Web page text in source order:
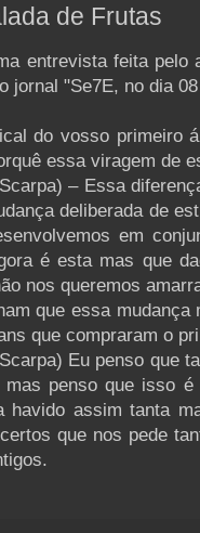
de Frutas
entrevista feita pelo
jornal "Se7E, no dia
do vosso primeiro
essa viragem de
– Essa
deliberada de
em
é esta mas que
nos queremos
que essa
que compraram o
Eu penso que
penso que isso
havido assim tanta
que nos pede